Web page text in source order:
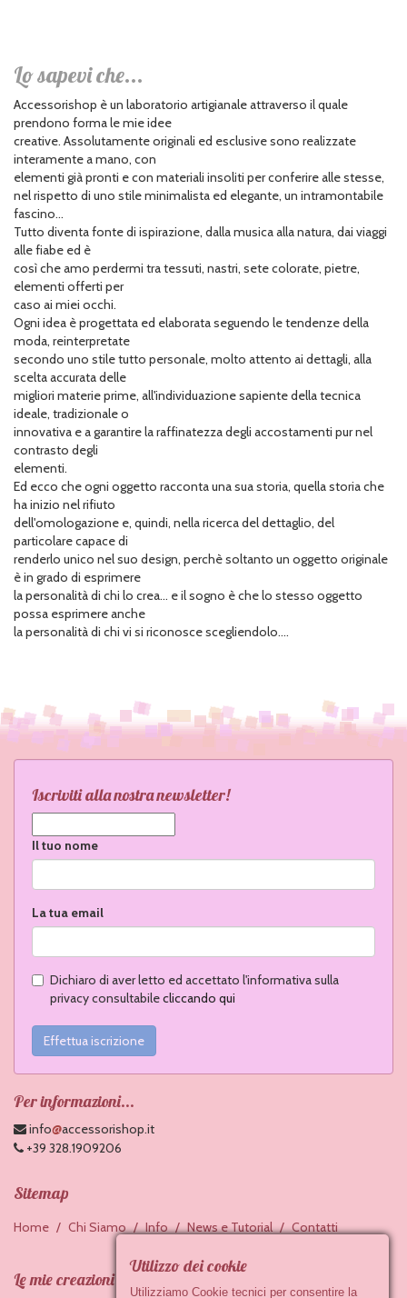
Lo sapevi che...
Accessorishop è un laboratorio artigianale attraverso il quale
prendono forma le mie idee
creative. Assolutamente originali ed esclusive sono realizzate
interamente a mano, con
elementi già pronti e con materiali insoliti per conferire alle stesse,
nel rispetto di uno stile minimalista ed elegante, un intramontabile
fascino...
Tutto diventa fonte di ispirazione, dalla musica alla natura, dai viaggi
alle fiabe ed è
così che amo perdermi tra tessuti, nastri, sete colorate, pietre,
elementi offerti per
caso ai miei occhi.
Ogni idea è progettata ed elaborata seguendo le tendenze della
moda, reinterpretate
secondo uno stile tutto personale, molto attento ai dettagli, alla
scelta accurata delle
migliori materie prime, all'individuazione sapiente della tecnica
ideale, tradizionale o
innovativa e a garantire la raffinatezza degli accostamenti pur nel
contrasto degli
elementi.
Ed ecco che ogni oggetto racconta una sua storia, quella storia che
ha inizio nel rifiuto
dell'omologazione e, quindi, nella ricerca del dettaglio, del
particolare capace di
renderlo unico nel suo design, perchè soltanto un oggetto originale
è in grado di esprimere
la personalità di chi lo crea... e il sogno è che lo stesso oggetto
possa esprimere anche
la personalità di chi vi si riconosce scegliendolo....
Iscriviti alla nostra newsletter!
Il tuo nome
La tua email
Dichiaro di aver letto ed accettato l'informativa sulla
privacy consultabilecliccando qui
Effettua iscrizione
Per informazioni...
info@accessorishop.it
+39 328.1909206
Sitemap
Home Chi Siamo Info News e Tutorial Contatti
Le mie creazioni
Utilizzo dei cookie
Utilizziamo Cookie tecnici per consentire la